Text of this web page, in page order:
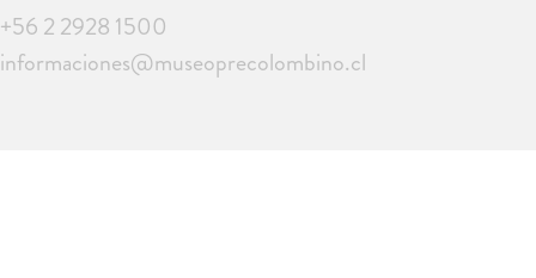
+56 2 2928 1500
informaciones@museoprecolombino.cl